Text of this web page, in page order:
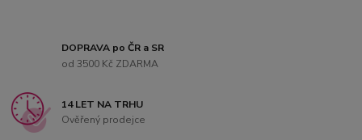
DOPRAVA po ČR a SR
od 3500 Kč ZDARMA
14 LET NA TRHU
Ověřený prodejce